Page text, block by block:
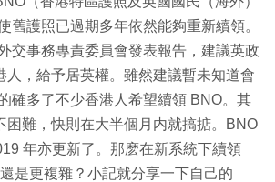
舊護照已過期多年依然能夠重新續領。
交事務專責委員會發表報告，建議英政
人，給予居英權。雖然建議暫未知道會
確多了不少香港人希望續領 BNO。其
困難，快則在大半個月内就搞掂。BNO
年亦更新了。那麽在新系統下續領
是更複雜？小記就分享一下自己的